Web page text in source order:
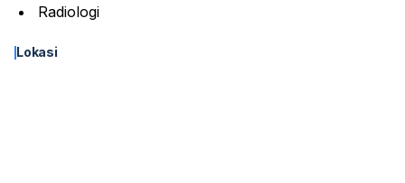
Radiologi
Lokasi